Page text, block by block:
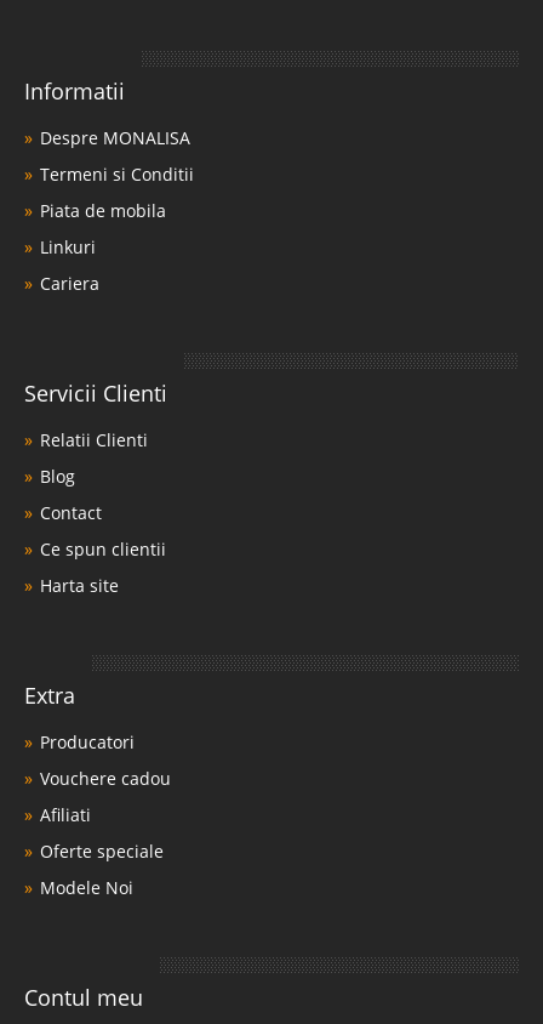
Informatii
Despre MONALISA
Termeni si Conditii
Piata de mobila
Linkuri
Cariera
Servicii Clienti
Relatii Clienti
Blog
Contact
Ce spun clientii
Harta site
Extra
Producatori
Vouchere cadou
Afiliati
Oferte speciale
Modele Noi
Contul meu